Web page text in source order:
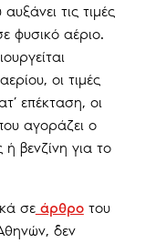
τις τιμές
φυσικό αέριο.
οι τιμές
επέκταση, οι
αγοράζει ο
βενζίνη για το
σεάρθροτου
δεν